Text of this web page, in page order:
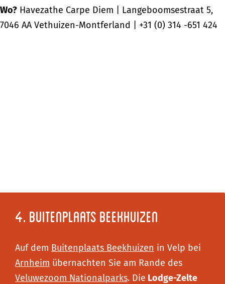
Wo? Havezathe Carpe Diem | Langeboomsestraat 5,
7046 AA Vethuizen-Montferland | +31 (0) 314 -651 424
4. Buitenplaats Beekhuizen
Auf dem Buitenplaats Beekhuizen in Velp bei
Arnheim übernachten Sie am Rande des
Veluwezoom Nationalparks. Die Lodge-Zelte